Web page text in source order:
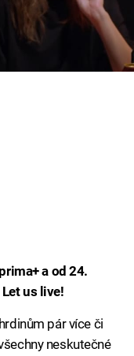
a od 24.
us live!
pár více či
neskutečné